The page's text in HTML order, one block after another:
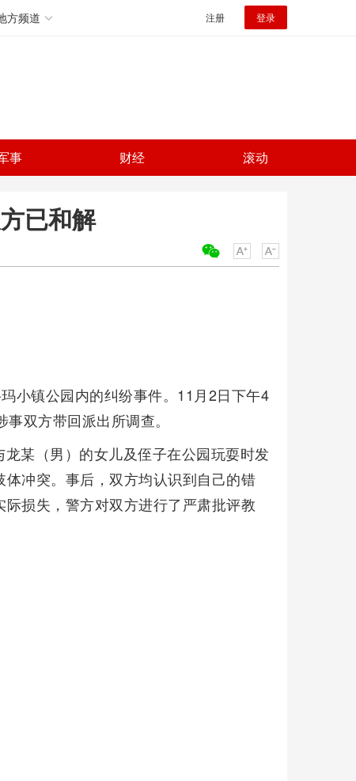
方频道 注册 登录
事 财经 滚动
已和解
小镇公园内的纠纷事件。11月2日下午4
双方带回派出所调查。
某（男）的女儿及侄子在公园玩耍时发
冲突。事后，双方均认识到自己的错
损失，警方对双方进行了严肃批评教